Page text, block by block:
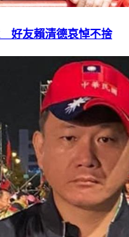
好友賴清德哀悼不捨